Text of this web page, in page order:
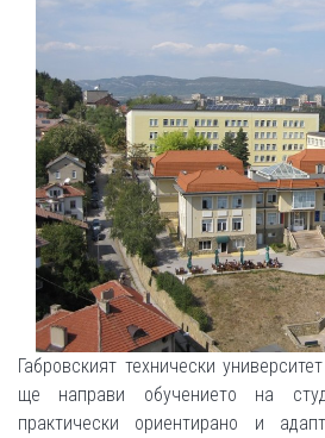
Габровският технически
ще направи обучението на
практически ориентирано и